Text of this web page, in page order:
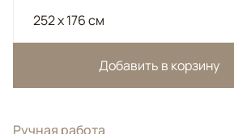
252 x 176 см
Добавить в корзину
Ручная работа